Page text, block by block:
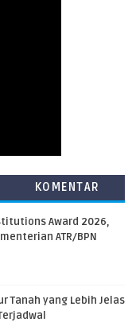
KOMENTAR
Award 2026,
ATR/BPN
Tanah yang Lebih Jelas